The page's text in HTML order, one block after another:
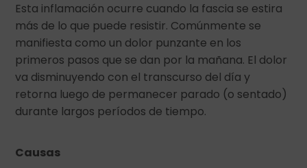
Esta inflamación ocurre cuando la fascia se estira
más de lo que puede resistir. Comúnmente se
manifiesta como un dolor punzante en los
primeros pasos que se dan por la mañana. El dolor
va disminuyendo con el transcurso del día y
retorna luego de permanecer parado (o sentado)
durante largos períodos de tiempo.
Causas